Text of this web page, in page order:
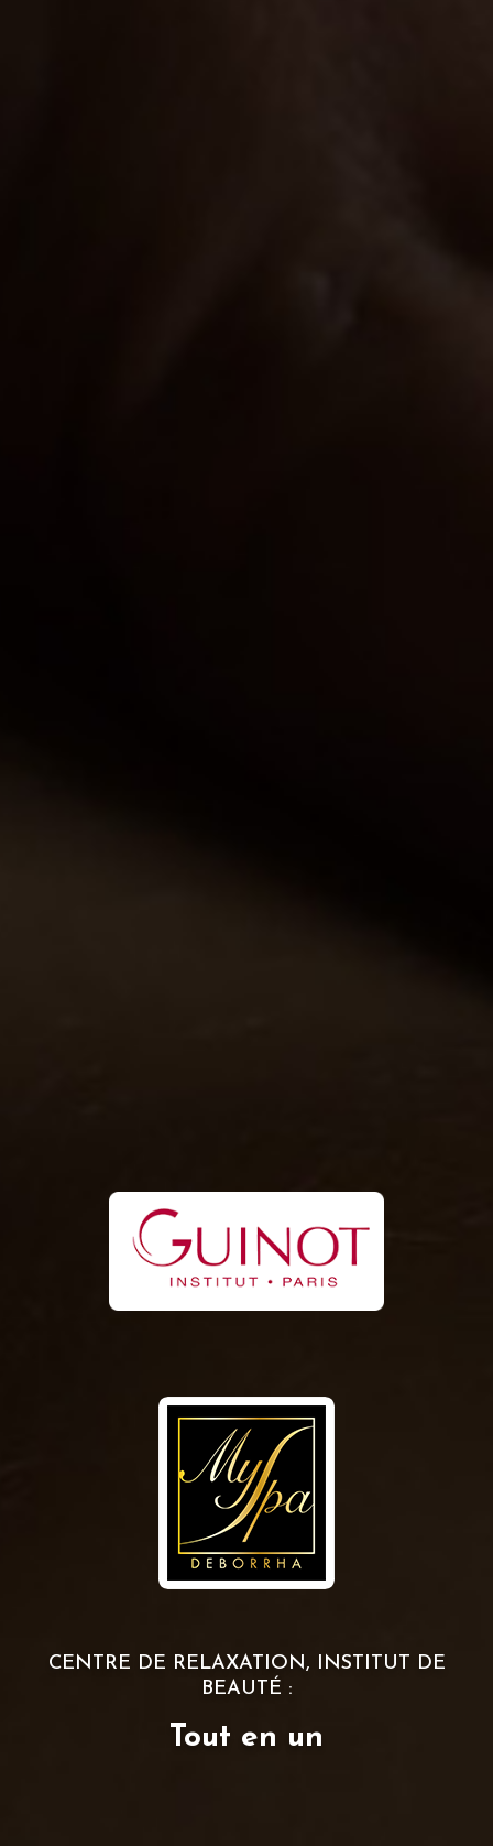
CENTRE DE RELAXATION, INSTITUT DE
BEAUTÉ :
Tout en un